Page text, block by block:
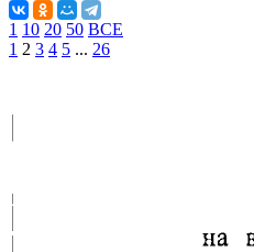
1 10 20 50 ВСЕ
1 2 3 4 5 ... 26